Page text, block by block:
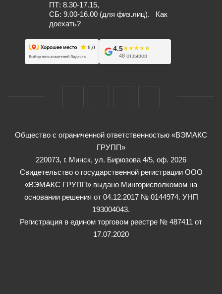
ПТ: 8.30-17.15,
СБ: 9.00-16.00 (для физ.лиц). Как
доехать?
4.5★★★★★
★★★★★
48 отзывов
Общество с ограниченной ответственностью «ВЭМАКС
ГРУПП»
220073, г. Минск, ул. Бирюзова 4/5, оф. 2026
Свидетельство о государственной регистрации ООО
«ВЭМАКС ГРУПП» выдано Мингорисполкомом на
основании решения от 04.12.2017 № 0144974. УНП
193004043.
Регистрация в едином торговом реестре № 487411 от
17.07.2020